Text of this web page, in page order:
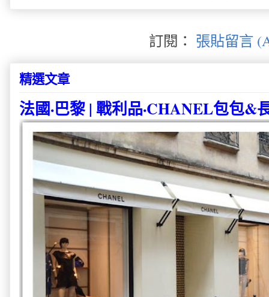
訂閱： 張貼留言
精選文章
法國·巴黎 | 戰利品·CHANEL包包&